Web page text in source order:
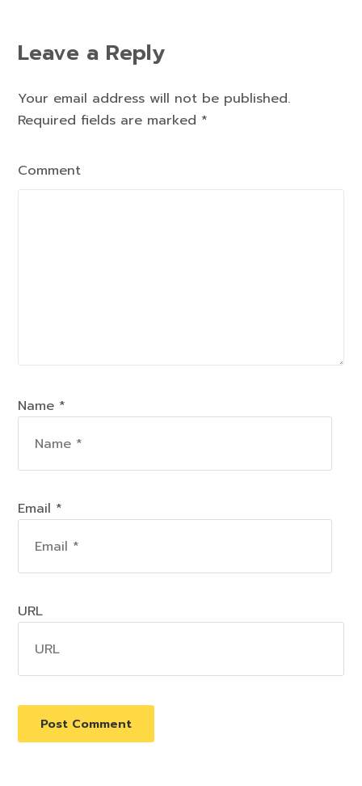
Leave a Reply
Your email address will not be published.
Required fields are marked *
Comment
Name *
Email *
URL